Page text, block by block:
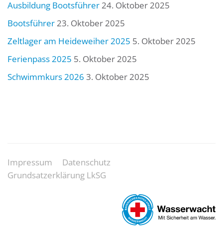
Ausbildung Bootsführer24. Oktober 2025
Bootsführer23. Oktober 2025
Zeltlager am Heideweiher 2025 5. Oktober 2025
Ferienpass 2025 5. Oktober 2025
Schwimmkurs 2026 3. Oktober 2025
Impressum
Datenschutz
Grundsatzerklärung LkSG